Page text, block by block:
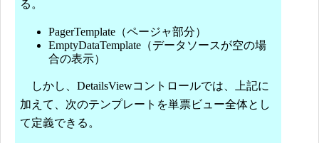
る。
PagerTemplate（ページャ部分）
EmptyDataTemplate（データソースが空の場
合の表示）
しかし、DetailsViewコントロールでは、上記に
加えて、次のテンプレートを単票ビュー全体とし
て定義できる。